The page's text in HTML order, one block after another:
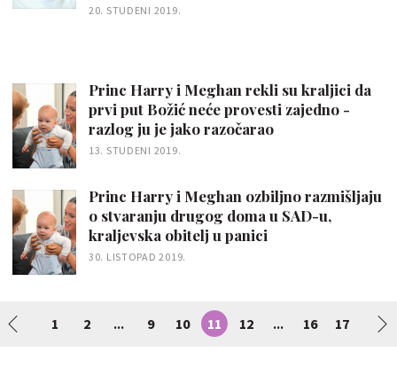
20. STUDENI 2019.
Princ Harry i Meghan rekli su kraljici da
prvi put Božić neće provesti zajedno -
razlog ju je jako razočarao
13. STUDENI 2019.
Princ Harry i Meghan ozbiljno razmišljaju
o stvaranju drugog doma u SAD-u,
kraljevska obitelj u panici
30. LISTOPAD 2019.
1 2 ... 9 10 11 12 ... 16 17